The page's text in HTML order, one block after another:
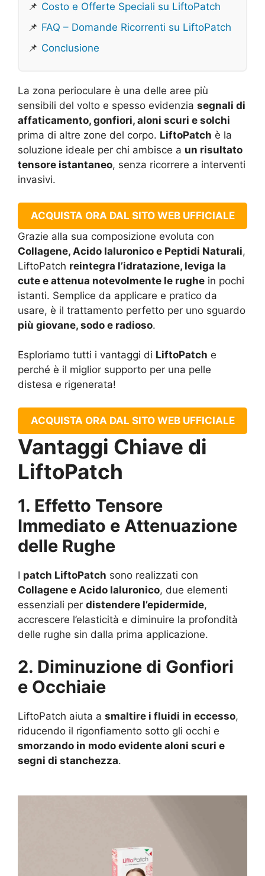
📌 Costo e Offerte Speciali su LiftoPatch
📌 FAQ – Domande Ricorrenti su LiftoPatch
📌 Conclusione
La zona perioculare è una delle aree più
sensibili del volto e spesso evidenzia segnali di
affaticamento, gonfiori, aloni scuri e solchi
prima di altre zone del corpo. LiftoPatch è la
soluzione ideale per chi ambisce a un risultato
tensore istantaneo, senza ricorrere a interventi
invasivi.
ACQUISTA ORA DAL SITO WEB UFFICIALE
Grazie alla sua composizione evoluta con
Collagene, Acido Ialuronico e Peptidi Naturali,
LiftoPatch reintegra l’idratazione, leviga la
cute e attenua notevolmente le rughe in pochi
istanti. Semplice da applicare e pratico da
usare, è il trattamento perfetto per uno sguardo
più giovane, sodo e radioso.
Esploriamo tutti i vantaggi di LiftoPatch e
perché è il miglior supporto per una pelle
distesa e rigenerata!
ACQUISTA ORA DAL SITO WEB UFFICIALE
Vantaggi Chiave di
LiftoPatch
1. Effetto Tensore
Immediato e Attenuazione
delle Rughe
I patch LiftoPatch sono realizzati con
Collagene e Acido Ialuronico, due elementi
essenziali per distendere l’epidermide,
accrescere l’elasticità e diminuire la profondità
delle rughe sin dalla prima applicazione.
2. Diminuzione di Gonfiori
e Occhiaie
LiftoPatch aiuta a smaltire i fluidi in eccesso,
riducendo il rigonfiamento sotto gli occhi e
smorzando in modo evidente aloni scuri e
segni di stanchezza.